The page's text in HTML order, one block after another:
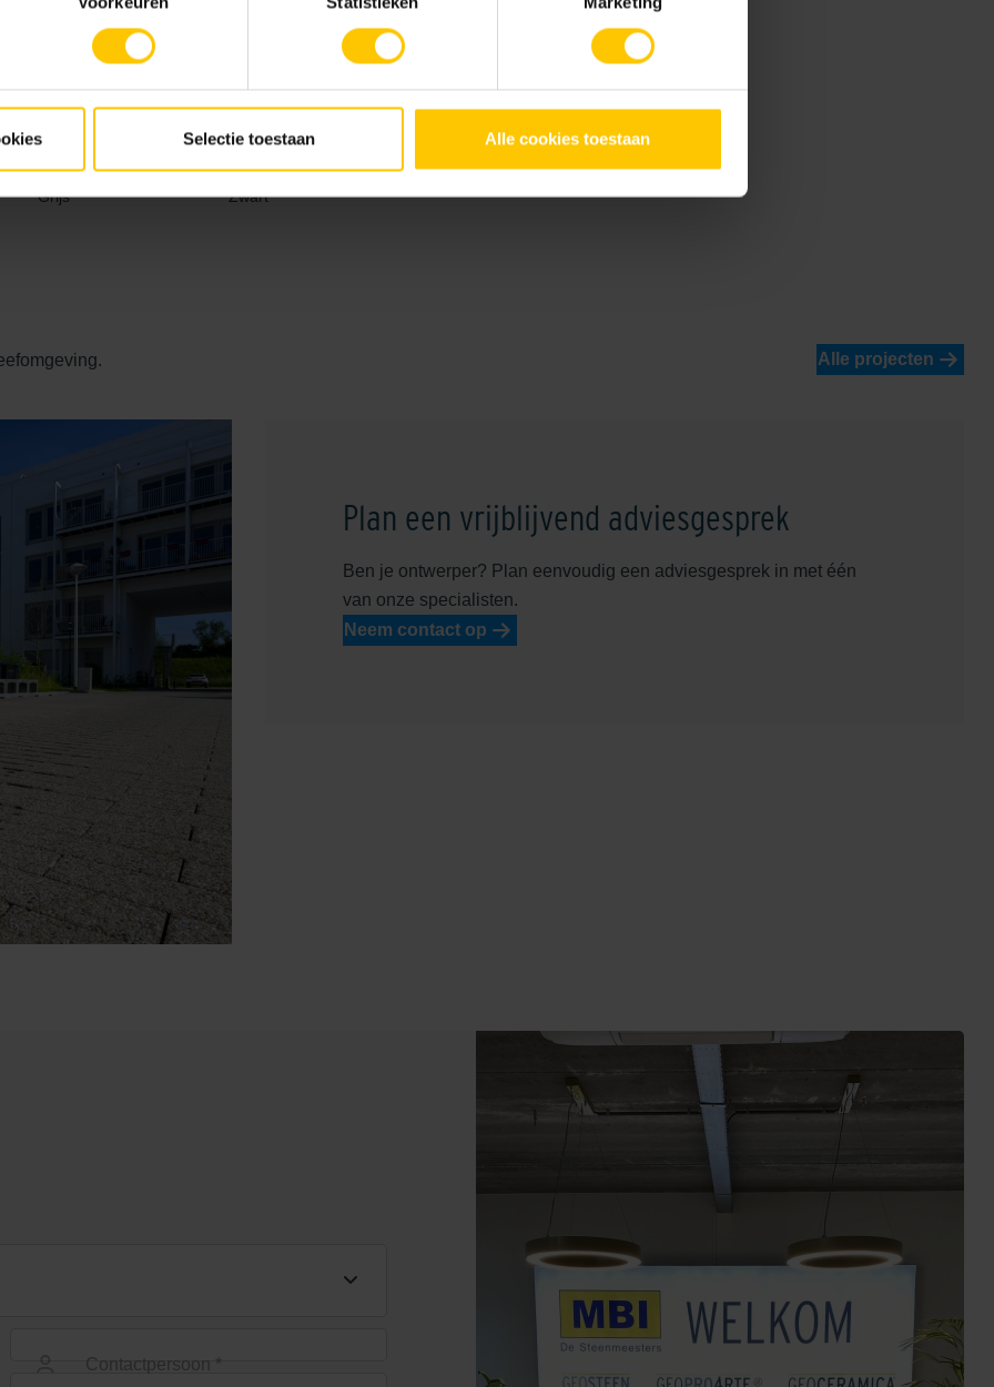
Selectie toestaan Alle cookies toestaan
Grijs Zwart
Alle projecten
Plan een vrijblijvend adviesgesprek
Ben je ontwerper? Plan eenvoudig een adviesgesprek in met één
van onze specialisten.
Neem contact op
Contactpersoon *